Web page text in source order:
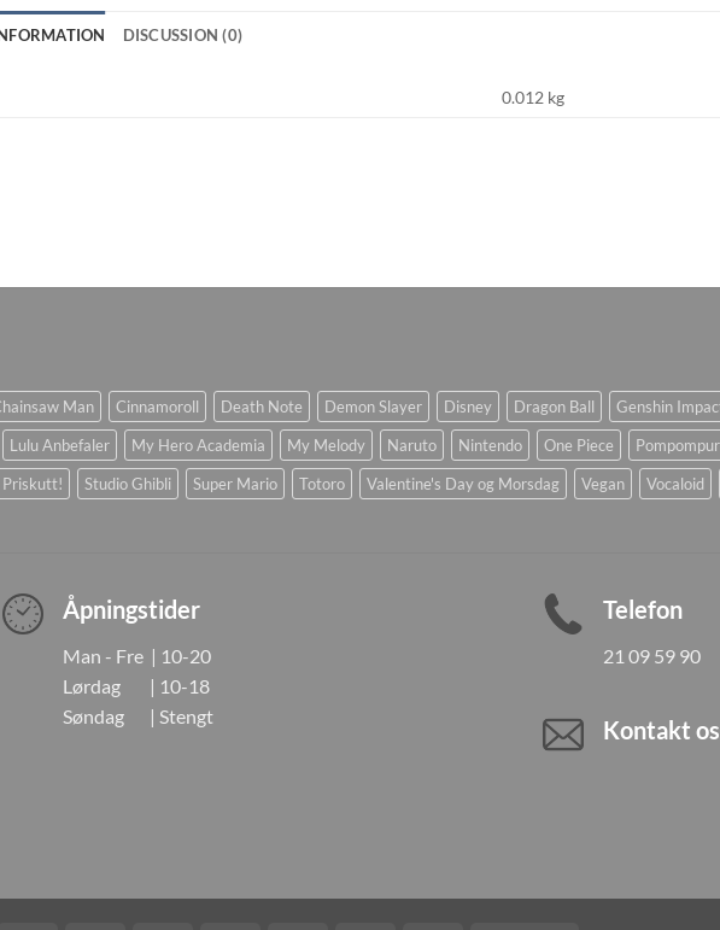
DISCUSSION (0)
0.012 kg
Man Cinnamoroll Death Note Demon Slayer Disney Dragon Ball Genshin
Lulu Anbefaler My Hero Academia My Melody Naruto Nintendo One Piece
Studio Ghibli Super Mario Totoro Valentine's Day og Morsdag Vegan Vocaloid
Åpningstider
Man - Fre | 10-20
Lørdag | 10-18
Søndag | Stengt
Telefon
21 09 59 90
Kontakt